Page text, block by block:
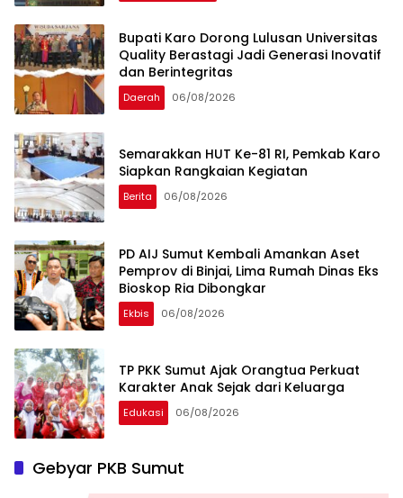
Bupati Karo Dorong Lulusan Universitas
Quality Berastagi Jadi Generasi Inovatif
dan Berintegritas
Daerah 06/08/2026
Semarakkan HUT Ke-81 RI, Pemkab Karo
Siapkan Rangkaian Kegiatan
Berita 06/08/2026
PD AIJ Sumut Kembali Amankan Aset
Pemprov di Binjai, Lima Rumah Dinas Eks
Bioskop Ria Dibongkar
Ekbis 06/08/2026
TP PKK Sumut Ajak Orangtua Perkuat
Karakter Anak Sejak dari Keluarga
Edukasi 06/08/2026
Gebyar PKB Sumut